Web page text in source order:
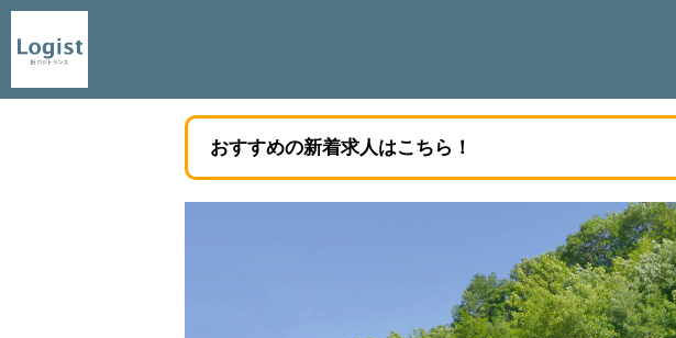
おすすめの新着求人はこちら！